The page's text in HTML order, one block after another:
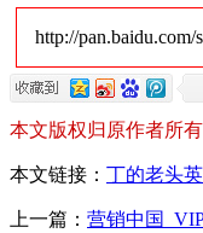
http://pan.baidu.com/
本文版权归原作者所
本文链接： 丁的老头
上一篇： 营销中国